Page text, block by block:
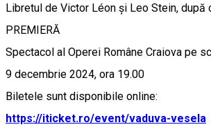
Libretul de Victor Léon și Leo Stein, după
PREMIERĂ
Spectacol al Operei Române Craiova pe
9 decembrie 2024, ora 19.00
Biletele sunt disponibile online:
https://iticket.ro/event/vaduva-vesela